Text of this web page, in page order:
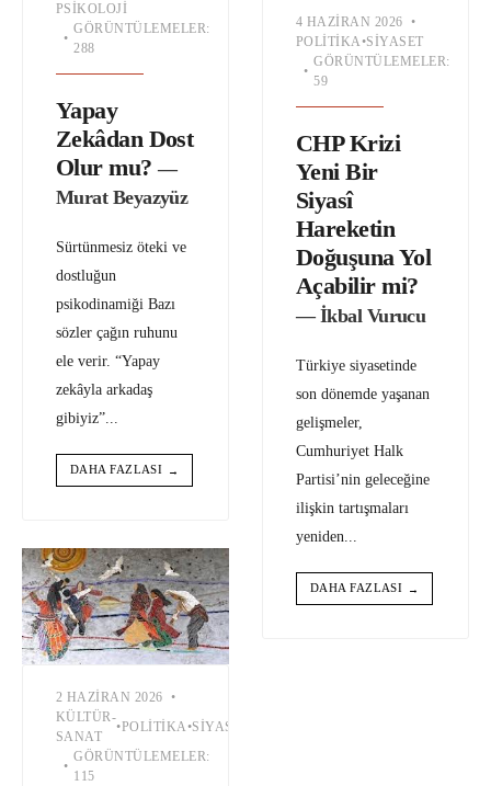
PSIKOLOJI
•
GÖRÜNTÜLEMELER:
288
Yapay
Zekâdan Dost
Olur mu? —
Murat Beyazyüz
Sürtünmesiz öteki ve
dostluğun
psikodinamiği Bazı
sözler çağın ruhunu
ele verir. “Yapay
zekâyla arkadaş
gibiyiz”...
DAHA FAZLASI →
4 HAZIRAN 2026 •
POLITIKA•SIYASET
•
GÖRÜNTÜLEMELER:
59
CHP Krizi
Yeni Bir
Siyasî
Hareketin
Doğuşuna Yol
Açabilir mi?
— İkbal Vurucu
Türkiye siyasetinde
son dönemde yaşanan
gelişmeler,
Cumhuriyet Halk
Partisi’nin geleceğine
ilişkin tartışmaları
yeniden...
DAHA FAZLASI →
2 HAZIRAN 2026 •
KÜLTÜR-
SANAT
•POLITIKA•SIYASET
•
GÖRÜNTÜLEMELER:
115